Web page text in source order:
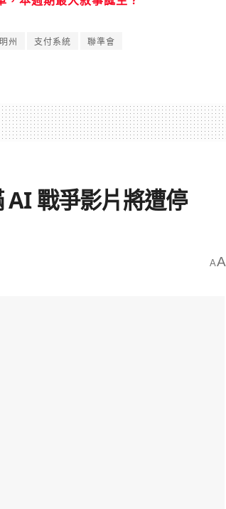
州 支付系統 聯準會
AI 戰爭影片將遭停
AA